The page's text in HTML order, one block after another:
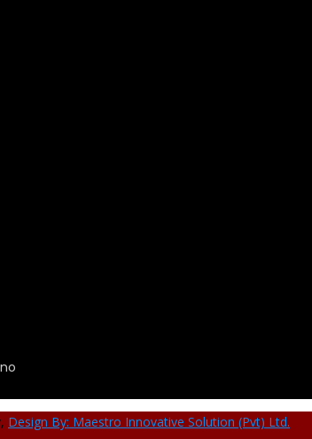
Design By: Maestro Innovative Solution (Pvt) Ltd.